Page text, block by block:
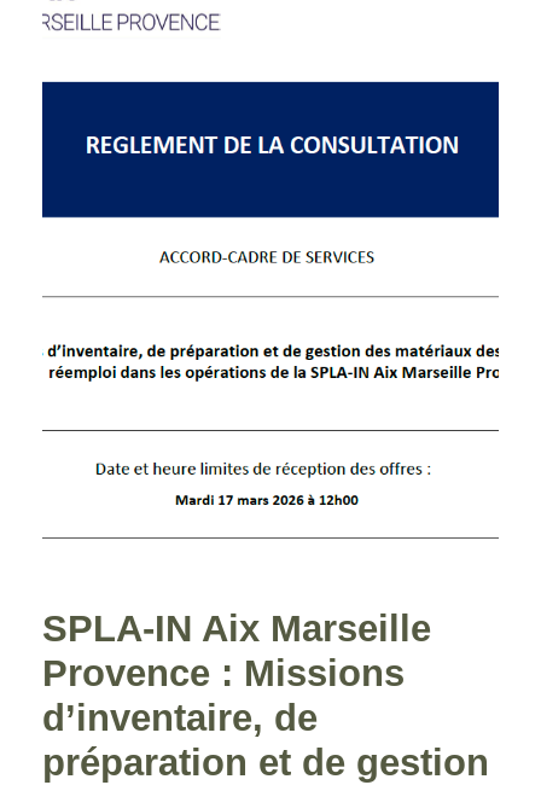
SPLA-IN Aix Marseille
Provence : Missions
d’inventaire, de
préparation et de gestion